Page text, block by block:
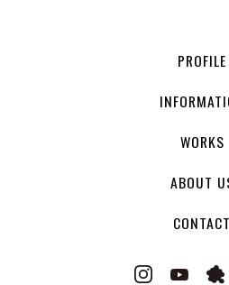
PROFILE
WORKS
ABOUT
CONTACT